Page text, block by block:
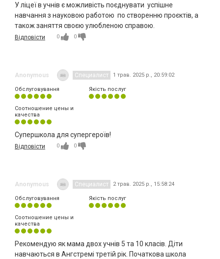
У ліцеї в учнів є можливість поєднувати успішне
навчання з науковою работою по створенню проєктів, а
також заняття своєю улюбленою справою.
Відповісти 0 0
Anonymous Специалист 1 трав. 2025 р., 20:59:02
Обслуговування Якість послуг
Соотношение цены и
качества
Супершкола для супергероїв!
Відповісти 0 0
Anonymous Специалист 2 трав. 2025 р., 15:58:24
Обслуговування Якість послуг
Соотношение цены и
качества
Рекомендую як мама двох учнів 5 та 10 класів. Діти
навчаються в Ангстремі третій рік. Початкова школа